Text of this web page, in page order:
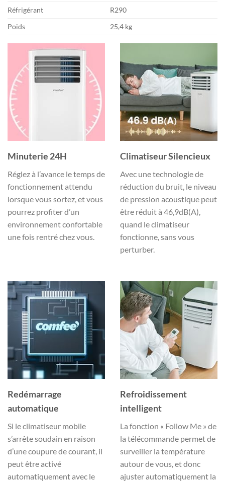
Réfrigérant
R290
Poids
25,4 kg
Minuterie 24H
Réglez à l’avance le temps de
fonctionnement attendu
lorsque vous sortez, et vous
pourrez profiter d’un
environnement confortable
une fois rentré chez vous.
Climatiseur Silencieux
Avec une technologie de
réduction du bruit, le niveau
de pression acoustique peut
être réduit à 46,9dB(A),
quand le climatiseur
fonctionne, sans vous
perturber.
Redémarrage
automatique
Si le climatiseur mobile
s’arrête soudain en raison
d’une coupure de courant, il
peut être activé
automatiquement avec le
Refroidissement
intelligent
La fonction « Follow Me » de
la télécommande permet de
surveiller la température
autour de vous, et donc
ajuster automatiquement la